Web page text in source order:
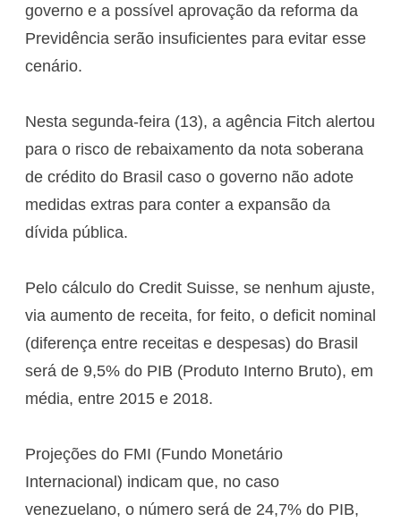
governo e a possível aprovação da reforma da
Previdência serão insuficientes para evitar esse
cenário.
Nesta segunda-feira (13), a agência Fitch alertou
para o risco de rebaixamento da nota soberana
de crédito do Brasil caso o governo não adote
medidas extras para conter a expansão da
dívida pública.
Pelo cálculo do Credit Suisse, se nenhum ajuste,
via aumento de receita, for feito, o deficit nominal
(diferença entre receitas e despesas) do Brasil
será de 9,5% do PIB (Produto Interno Bruto), em
média, entre 2015 e 2018.
Projeções do FMI (Fundo Monetário
Internacional) indicam que, no caso
venezuelano, o número será de 24,7% do PIB,